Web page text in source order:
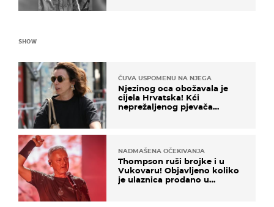
SHOW
ČUVA USPOMENU NA NJEGA
Njezinog oca obožavala je
cijela Hrvatska! Kći
neprežaljenog pjevača
NADMAŠENA OČEKIVANJA
Thompson ruši brojke i u
Vukovaru! Objavljeno koliko
je ulaznica prodano u